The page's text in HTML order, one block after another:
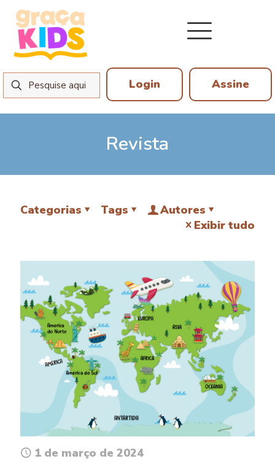
Login Assine
Revista
Categorias Tags
Autores
Exibir tudo
1 de março de 2024